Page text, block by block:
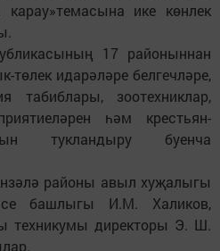
ике көнлек
17 районыннан
идарәләре белгечләре,
табиблары, зоотехниклар,
һәм крестьян-
тукландыру буенча
районы авыл хуҗалыгы
башлыгы И.М. Халиков,
техникумы директоры Э. Ш.